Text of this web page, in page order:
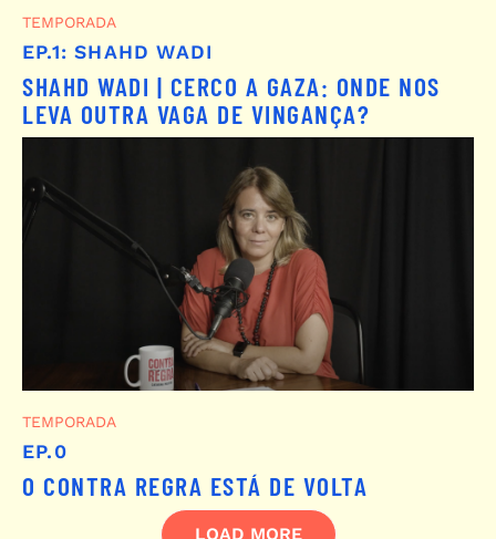
TEMPORADA
EP.1: SHAHD WADI
SHAHD WADI | CERCO A GAZA: ONDE NOS
LEVA OUTRA VAGA DE VINGANÇA?
TEMPORADA
EP.0
O CONTRA REGRA ESTÁ DE VOLTA
LOAD MORE